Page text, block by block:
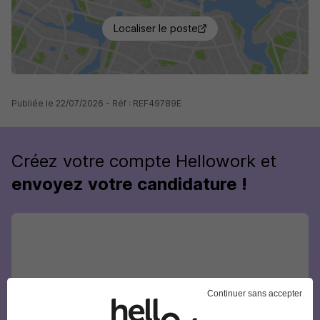
Localiser le poste
Publiée le 22/07/2026 - Réf : REF49789E
Créez votre compte Hellowork et
envoyez votre candidature !
Continuer sans accepter